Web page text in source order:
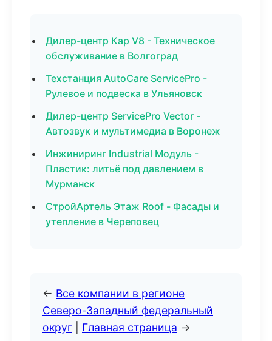
Дилер-центр Кар V8 - Техническое
обслуживание в Волгоград
Техстанция AutoCare ServicePro -
Рулевое и подвеска в Ульяновск
Дилер-центр ServicePro Vector -
Автозвук и мультимедиа в Воронеж
Инжиниринг Industrial Модуль -
Пластик: литьё под давлением в
Мурманск
СтройАртель Этаж Roof - Фасады и
утепление в Череповец
← Все компании в регионе
Северо-Западный федеральный
округ
Главная страница →